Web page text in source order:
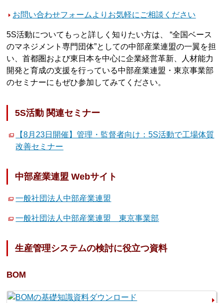
お問い合わせフォームよりお気軽にご相談ください
5S活動についてもっと詳しく知りたい方は、 “全国ベース
のマネジメント専門団体”としての中部産業連盟の一翼を担
い、首都圏および東日本を中心に企業経営革新、人材能力
開発と育成の支援を行っている中部産業連盟・東京事業部
のセミナーにもぜひ参加してみてください。
5S活動 関連セミナー
【8月23日開催】管理・監督者向け：5S活動で工場体質
改善セミナー
中部産業連盟 Webサイト
一般社団法人中部産業連盟
一般社団法人中部産業連盟 東京事業部
生産管理システムの検討に役立つ資料
BOM